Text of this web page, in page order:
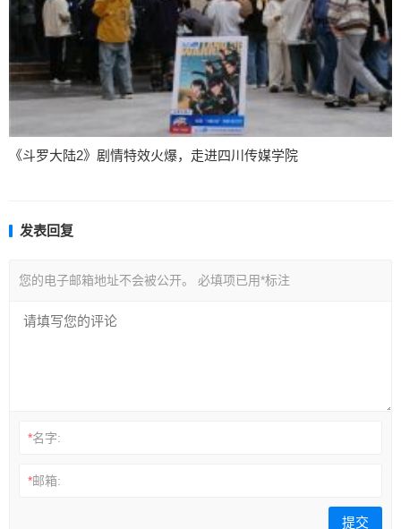
《斗罗大陆2》剧情特效火爆，走进四川传媒学院
发表回复
您的电子邮箱地址不会被公开。 必填项已用*标注
*名字:
*邮箱: